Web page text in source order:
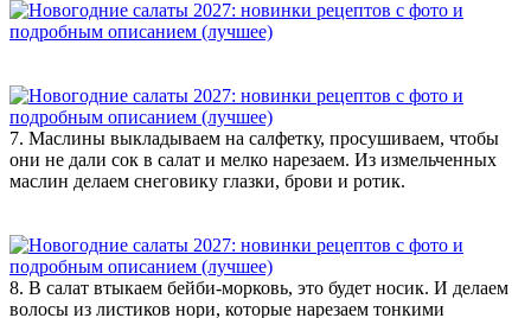
7. Маслины выкладываем на салфетку, просушиваем, чтобы
они не дали сок в салат и мелко нарезаем. Из измельченных
маслин делаем снеговику глазки, брови и ротик.
8. В салат втыкаем бейби-морковь, это будет носик. И делаем
волосы из листиков нори, которые нарезаем тонкими